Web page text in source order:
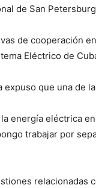
de San
de cooperación
Eléctrico de
que una de
energía eléctrica
trabajar por